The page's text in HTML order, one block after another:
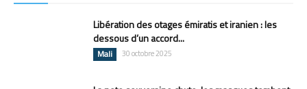
Libération des otages émiratis et iranien : les
dessous d’un accord...
Mali 30 octobre 2025